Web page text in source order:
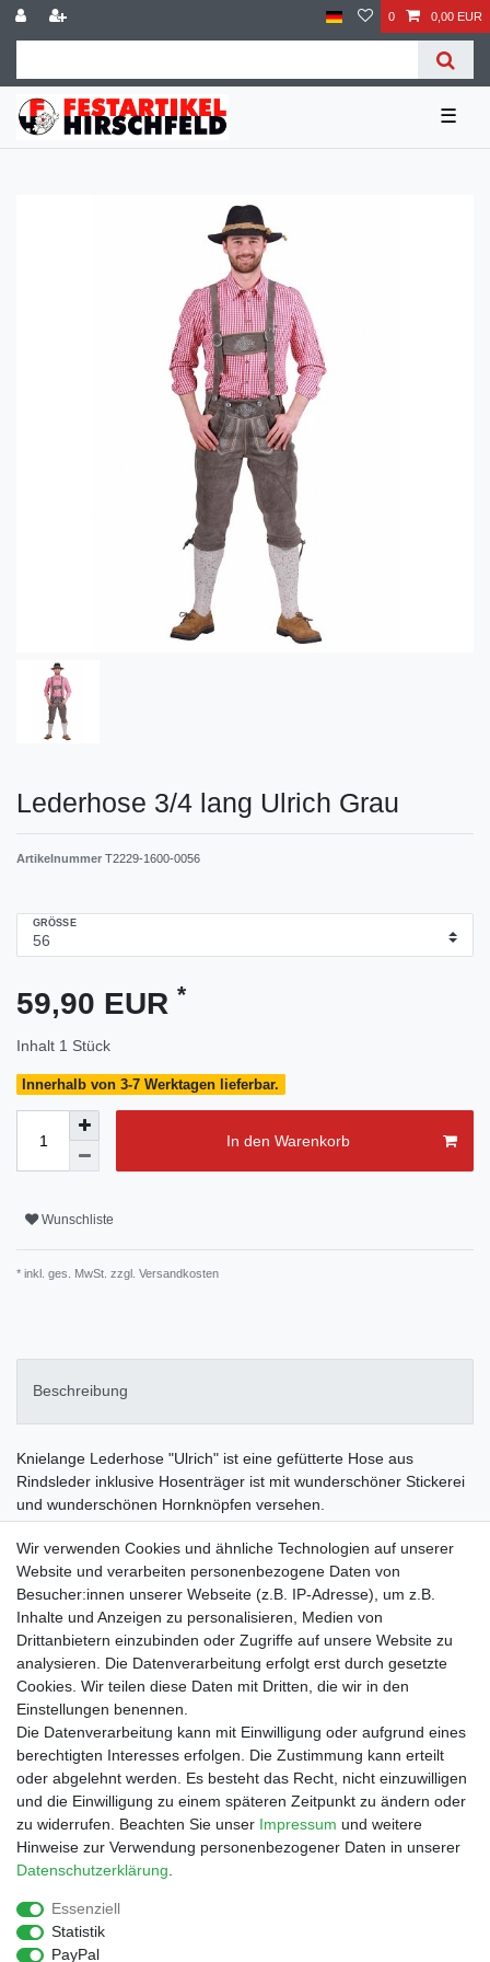
0 0,00 EUR
☰
Lederhose 3/4 lang Ulrich Grau
Artikelnummer T2229-1600-0056
GRÖSSE
59,90 EUR *
Inhalt 1 Stück
Innerhalb von 3-7 Werktagen lieferbar.
In den Warenkorb
Wunschliste
* inkl. ges. MwSt. zzgl. Versandkosten
Beschreibung
Knielange Lederhose "Ulrich" ist eine gefütterte Hose aus
Rindsleder inklusive Hosenträger ist mit wunderschöner Stickerei
und wunderschönen Hornknöpfen versehen.
Textilkennzeichnung: 100% Polyester
Shop
Zahlungs- und Versandbedingungen
Warenkorb
Kasse
Mein Konto
Kontakt
Facebook
Service
Impressum
Wir verwenden Cookies und ähnliche Technologien auf unserer
Website und verarbeiten personenbezogene Daten von
Besucher:innen unserer Webseite (z.B. IP-Adresse), um z.B.
Inhalte und Anzeigen zu personalisieren, Medien von
Drittanbietern einzubinden oder Zugriffe auf unsere Website zu
analysieren. Die Datenverarbeitung erfolgt erst durch gesetzte
Cookies. Wir teilen diese Daten mit Dritten, die wir in den
Einstellungen benennen.
Die Datenverarbeitung kann mit Einwilligung oder aufgrund eines
berechtigten Interesses erfolgen. Die Zustimmung kann erteilt
oder abgelehnt werden. Es besteht das Recht, nicht einzuwilligen
und die Einwilligung zu einem späteren Zeitpunkt zu ändern oder
zu widerrufen. Beachten Sie unser Impressum und weitere
Hinweise zur Verwendung personenbezogener Daten in unserer
Daten­schutz­erklärung
Essenziell
Statistik
PayPal